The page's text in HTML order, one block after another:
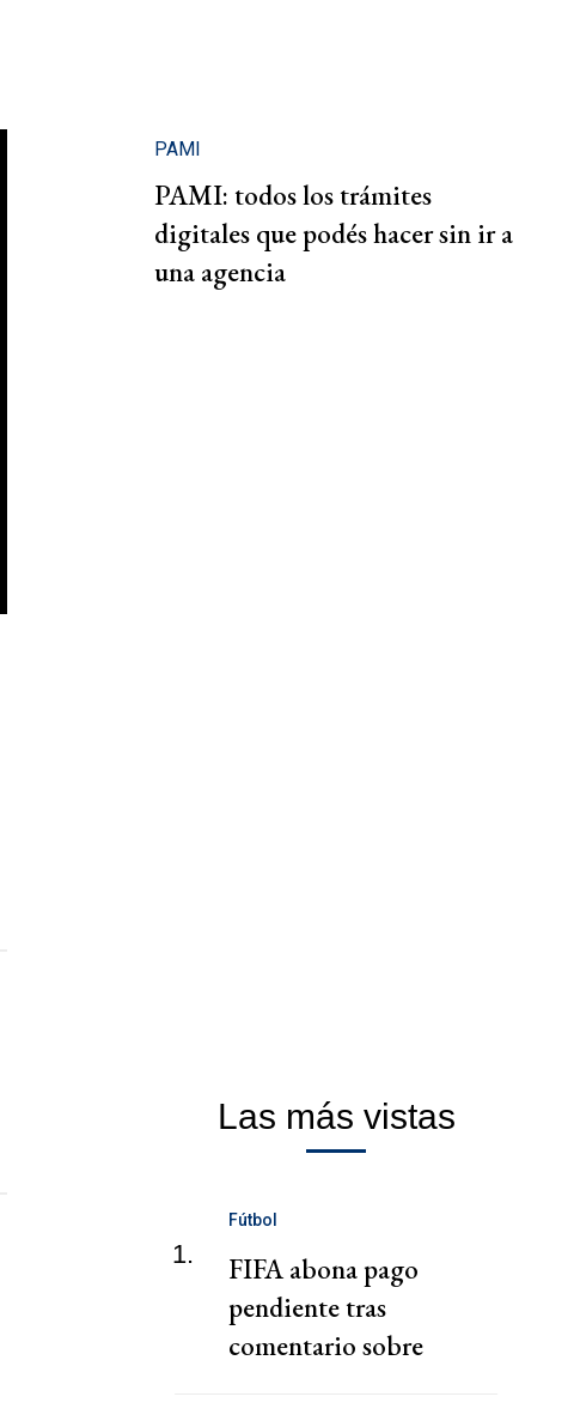
PAMI
PAMI: todos los trámites
digitales que podés hacer sin ir a
una agencia
Las más vistas
1.
Fútbol
FIFA abona pago
pendiente tras
comentario sobre